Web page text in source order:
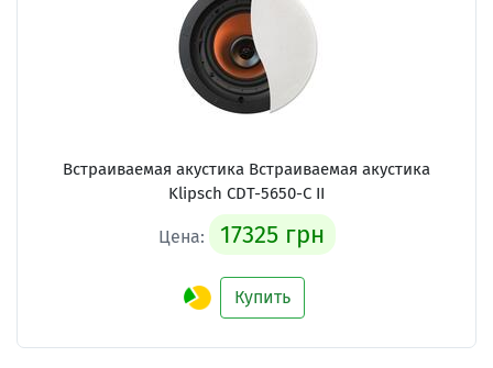
Встраиваемая акустика Встраиваемая акустика
Klipsch CDT-5650-C II
Цена: 17325 грн
Купить